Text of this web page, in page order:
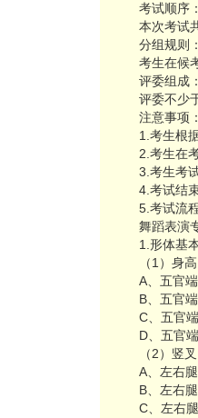
考试顺序：
本次考试
分组规则：
考生在候
评委组成：
评委不少
注意事项：
1.考生根
2.考生在
3.考生考
4.考试结
5.考试流
舞蹈表演
1.形体基
（1）身
A、五官
B、五官
C、五官
D、五官
（2）竖
A、左右
B、左右
C、左右